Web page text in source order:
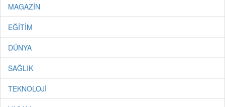
MAGAZİN
EĞİTİM
DÜNYA
SAĞLIK
TEKNOLOJİ